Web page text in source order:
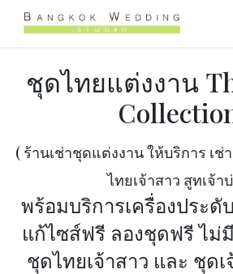
跳至内容
ชุดไทยแต่งงาน
( ร้านเช่าชุดแต่งงาน ให้บริการ เช่
ไทยเจ้าสาว สูทเจ้า
พร้อมบริการเครื่องประ
แก้ไซส์ฟรี ลองชุดฟรี ไม่
ชุดไทยเจ้าสาว และ ชุด